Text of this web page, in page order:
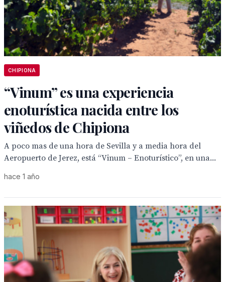
CHIPIONA
“Vinum” es una experiencia
enoturística nacida entre los
viñedos de Chipiona
A poco mas de una hora de Sevilla y a media hora del
Aeropuerto de Jerez, está “Vinum – Enoturístico”, en una...
hace 1 año